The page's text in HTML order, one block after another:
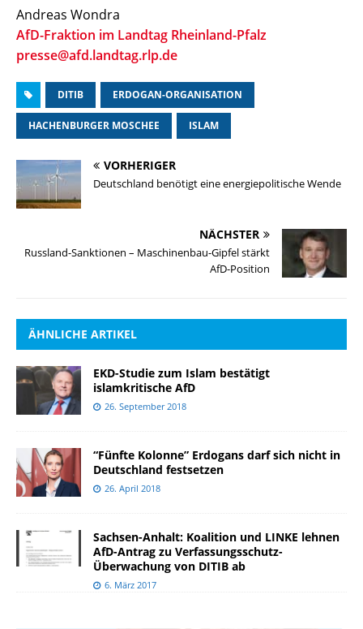
Andreas Wondra
AfD-Fraktion im Landtag Rheinland-Pfalz
presse@afd.landtag.rlp.de
DITIB ERDOGAN-ORGANISATION
HACHENBURGER MOSCHEE ISLAM
VORHERIGER
Deutschland benötigt eine energiepolitische Wende
NÄCHSTER
Russland-Sanktionen – Maschinenbau-Gipfel stärkt
AfD-Position
ÄHNLICHE ARTIKEL
EKD-Studie zum Islam bestätigt
islamkritische AfD
26. September 2018
“Fünfte Kolonne” Erdogans darf sich nicht in
Deutschland festsetzen
26. April 2018
Sachsen-Anhalt: Koalition und LINKE lehnen
AfD-Antrag zu Verfassungsschutz-
Überwachung von DITIB ab
6. März 2017